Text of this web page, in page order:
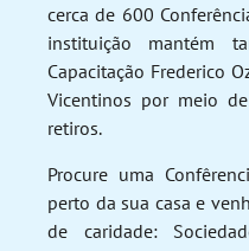
cerca de 600
instituição mantém
Capacitação Frederico
Vicentinos por meio
retiros.
Procure uma
perto da sua casa e
de caridade: